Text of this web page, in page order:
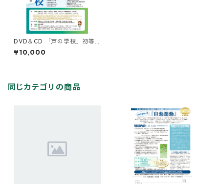
DVD＆CD 「声の学校」初等
＆中等
¥10,000
同じカテゴリの商品